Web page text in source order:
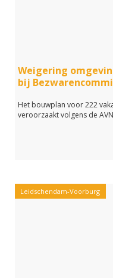
Weigering
bij
Het bouwplan voor 222
veroorzaakt volgens de
Leidschendam-Voorburg